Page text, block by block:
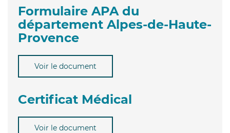
Formulaire APA du
département Alpes-de-Haute-
Provence
Voir le document
Certificat Médical
Voir le document